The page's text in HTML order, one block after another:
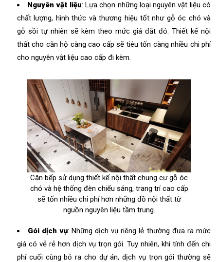
Nguyên vật liệu: Lựa chọn những loại nguyên vật liệu có
chất lượng, hình thức và thương hiệu tốt như gỗ óc chó và
gỗ sồi tự nhiên sẽ kèm theo mức giá đắt đỏ. Thiết kế nội
thất cho căn hộ càng cao cấp sẽ tiêu tốn càng nhiều chi phí
cho nguyên vật liệu cao cấp đi kèm.
Căn bếp sử dụng thiết kế nội thất chung cư gỗ óc
chó và hệ thống đèn chiếu sáng, trang trí cao cấp
sẽ tốn nhiều chi phí hơn những đồ nội thất từ
nguồn nguyên liệu tầm trung.
Gói dịch vụ: Những dịch vụ riêng lẻ thường đưa ra mức
giá có vẻ rẻ hơn dịch vụ trọn gói. Tuy nhiên, khi tính đến chi
phí cuối cùng bỏ ra cho dự án, dịch vụ trọn gói thường sẽ